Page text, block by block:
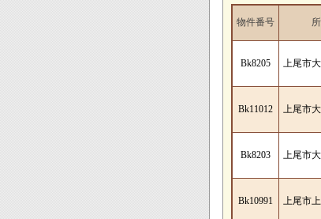
物件番号
Bk8205 上尾市
Bk11012 上尾市
Bk8203 上尾市
Bk10991 上尾市